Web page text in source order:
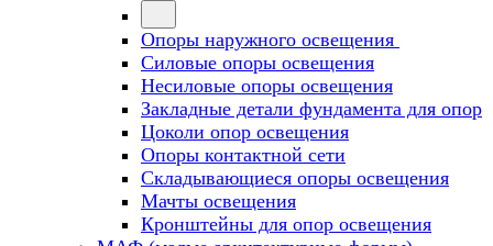
Опоры наружного освещения
Силовые опоры освещения
Несиловые опоры освещения
Закладные детали фундамента для опор
Цоколи опор освещения
Опоры контактной сети
Cкладывающиеся опоры освещения
Мачты освещения
Кронштейны для опор освещения